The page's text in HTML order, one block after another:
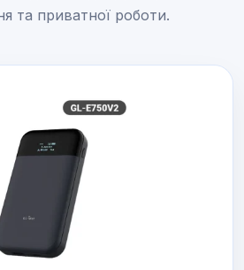
та приватної роботи.